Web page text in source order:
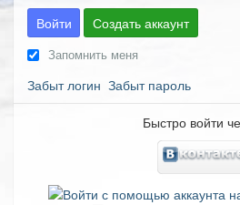
Войти Создать аккаунт
Запомнить меня
Забыт логин Забыт пароль
Быстро войти